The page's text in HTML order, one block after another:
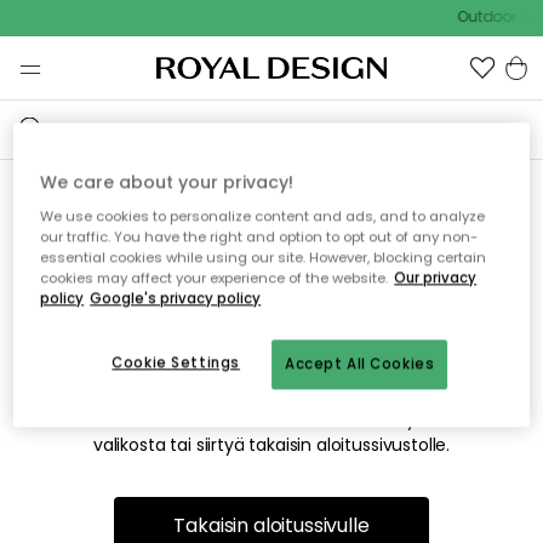
Outdoor
Emme valitettavasti löydä
etsimääsi sivua
Tämä voi johtua siitä, että sivua ei enää ole tai siitä, että se
on siirretty muualle. Pahoittelemme tästä mahdollisesti
valikosta tai siirtyä takaisin aloitussivustolle.
Takaisin aloitussivulle
We care about your privacy!
We use cookies to personalize content and ads, and to analyze
our traffic. You have the right and option to opt out of any non-
essential cookies while using our site. However, blocking certain
cookies may affect your experience of the website. Our privacy
policy Google's privacy policy
Accept All Cookies
Cookie Settings